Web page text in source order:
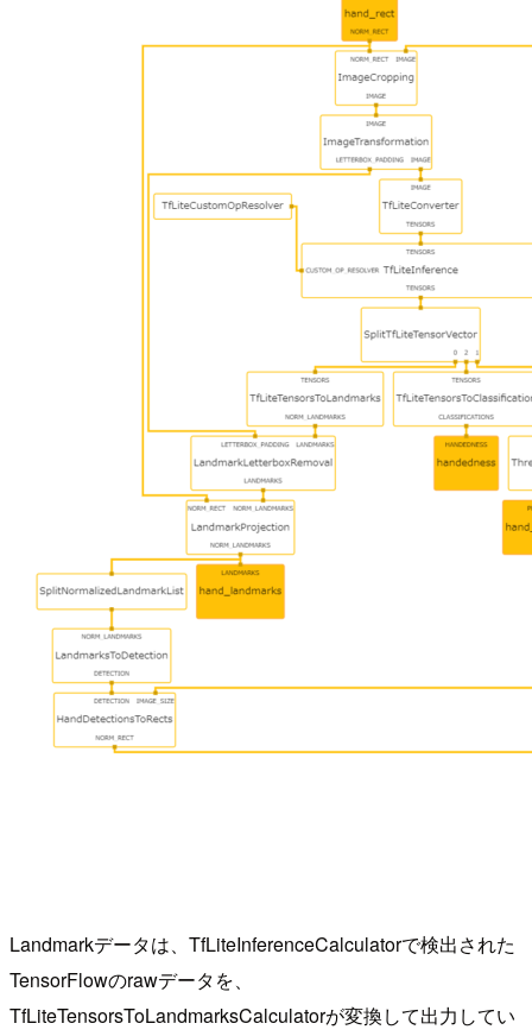
Landmarkデータは、TfLiteInferenceCalculatorで検出された
TensorFlowのrawデータを、
TfLiteTensorsToLandmarksCalculatorが変換して出力してい